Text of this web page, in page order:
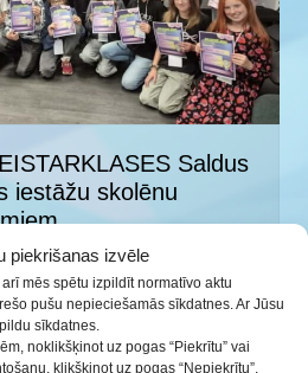
piekrišanas izvēle
mēs spētu izpildīt normatīvo aktu
pušu nepieciešamās sīkdatnes. Ar Jūsu
sīkdatnes.
noklikšķinot uz pogas “Piekrītu” vai
klikšķinot uz pogas “Nepiekrītu”.
Saldus
iestāžu skolēnu